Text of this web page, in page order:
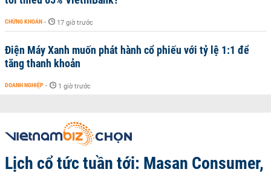
CHỨNG KHOÁN - 17 giờ trước
Điện Máy Xanh muốn phát hành cổ phiếu với tỷ lệ 1:1 để
tăng thanh khoản
DOANH NGHIỆP - 1 giờ trước
Lịch cổ tức tuần tới: Masan Consumer,